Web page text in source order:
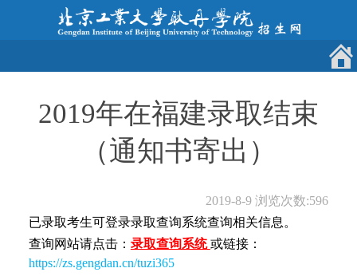
2019年在福建录取结束
（通知书寄出）
2019-8-9浏览次数:596
已录取考生可登录录取查询系统查询相关信息。
查询网站请点击： 录取查询系统 或链接：
https://zs.gengdan.cn/tuzi365